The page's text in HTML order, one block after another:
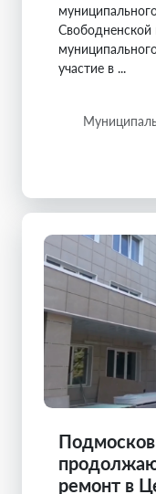
Свободненской
участие в ...
ремонт в